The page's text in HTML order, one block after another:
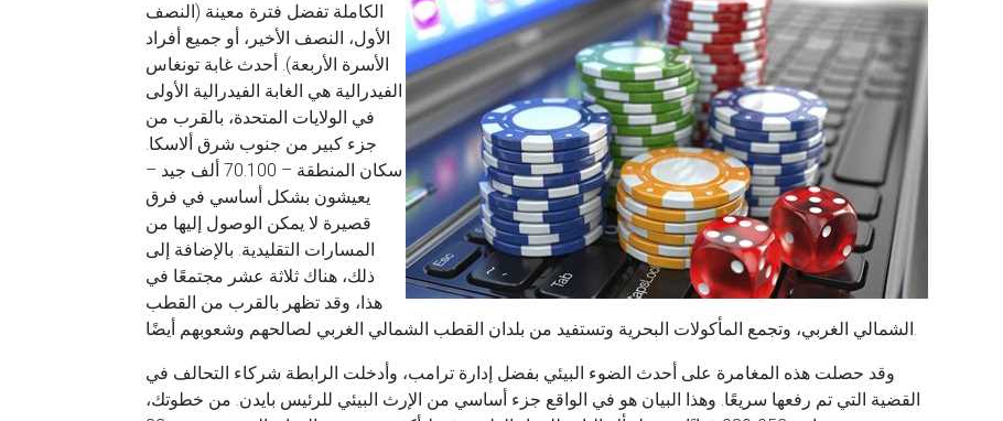
الكاملة تفضل فترة معينة (النصف
الأول، النصف الأخير، أو جميع أفراد
الأسرة الأربعة). أحدث غابة تونغاس
الفيدرالية هي الغابة الفيدرالية الأولى
في الولايات المتحدة، بالقرب من
جزء كبير من جنوب شرق ألاسكا.
سكان المنطقة – 70.100 ألف جيد –
يعيشون بشكل أساسي في فرق
قصيرة لا يمكن الوصول إليها من
المسارات التقليدية. بالإضافة إلى
ذلك، هناك ثلاثة عشر مجتمعًا في
هذا، وقد تظهر بالقرب من القطب
الشمالي الغربي، وتجمع المأكولات البحرية وتستفيد من بلدان القطب الشمالي الغربي لصالحهم وشعوبهم أيضًا.
وقد حصلت هذه المغامرة على أحدث الضوء البيئي بفضل إدارة ترامب، وأدخلت الرابطة شركاء التحالف في
القضية التي تم رفعها سريعًا. وهذا البيان هو في الواقع جزء أساسي من الإرث البيئي للرئيس بايدن. من خطوتك،